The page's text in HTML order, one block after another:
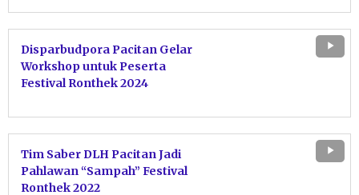
Disparbudpora Pacitan Gelar
Workshop untuk Peserta
Festival Ronthek 2024
Tim Saber DLH Pacitan Jadi
Pahlawan “Sampah” Festival
Ronthek 2022